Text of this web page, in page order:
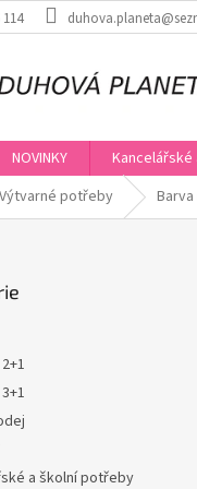
114
NOVINKY
Výtvarné potřeby
a školní potřeby